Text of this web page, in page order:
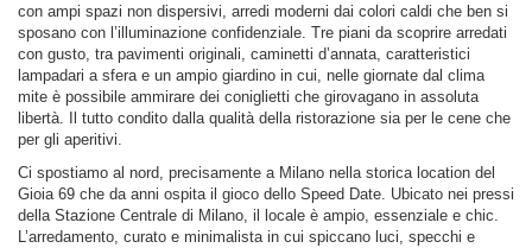
con ampi spazi non dispersivi, arredi moderni dai colori caldi che ben si
sposano con l’illuminazione confidenziale. Tre piani da scoprire arredati
con gusto, tra pavimenti originali, caminetti d’annata, caratteristici
lampadari a sfera e un ampio giardino in cui, nelle giornate dal clima
mite è possibile ammirare dei coniglietti che girovagano in assoluta
libertà. Il tutto condito dalla qualità della ristorazione sia per le cene che
per gli aperitivi.
Ci spostiamo al nord, precisamente a Milano nella storica location del
Gioia 69 che da anni ospita il gioco dello Speed Date. Ubicato nei pressi
della Stazione Centrale di Milano, il locale è ampio, essenziale e chic.
L’arredamento, curato e minimalista in cui spiccano luci, specchi e